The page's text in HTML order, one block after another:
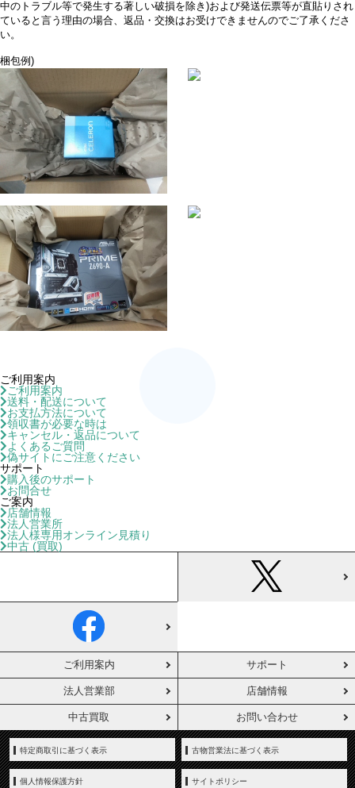
中のトラブル等で発生する著しい破損を除き)および発送伝票等が直貼りされ
ていると言う理由の場合、返品・交換はお受けできませんのでご了承くださ
い。
梱包例)
ご利用案内
ご利用案内
送料・配送について
お支払方法について
領収書が必要な時は
キャンセル・返品について
よくあるご質問
偽サイトにご注意ください
サポート
購入後のサポート
お問合せ
ご案内
店舗情報
法人営業所
法人様専用オンライン見積り
中古 (買取)
ご利用案内 サポート
法人営業部 店舗情報
中古買取 お問い合わせ
特定商取引に基づく表示 古物営業法に基づく表示
個人情報保護方針 サイトポリシー